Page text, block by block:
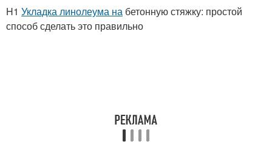
H1 Укладка линолеума на бетонную стяжку: простой
способ сделать это правильно